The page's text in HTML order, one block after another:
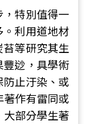
特別值得一
利用道地材
等研究其生
豐逤，具學術
止汙染、或
著作有雷同或
大部分學生著